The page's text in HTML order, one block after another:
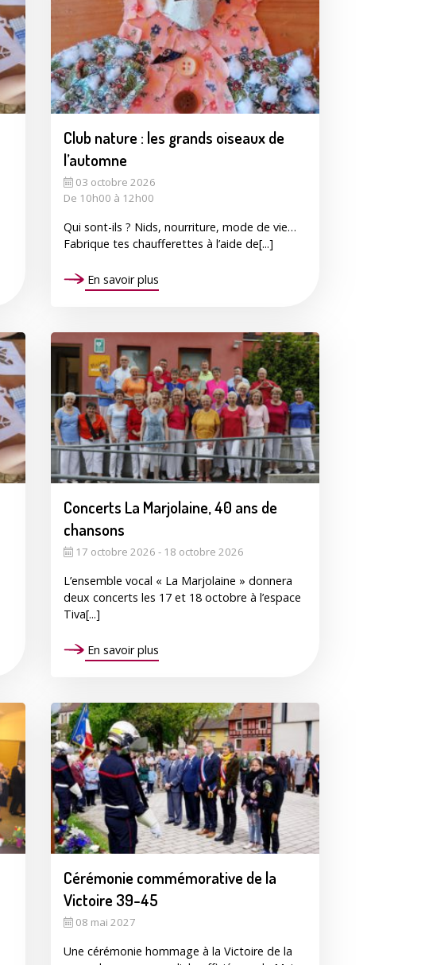
Club nature : les grands oiseaux de
l’automne
03 octobre 2026
De 10h00 à 12h00
Qui sont-ils ? Nids, nourriture, mode de vie…
Fabrique tes chaufferettes à l’aide de[...]
En savoir plus
Concerts La Marjolaine, 40 ans de
chansons
17 octobre 2026 - 18 octobre 2026
L’ensemble vocal « La Marjolaine » donnera
deux concerts les 17 et 18 octobre à l’espace
Tiva[...]
En savoir plus
Cérémonie commémorative de la
Victoire 39-45
08 mai 2027
Une cérémonie hommage à la Victoire de la